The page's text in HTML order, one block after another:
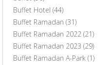
Buffet Hotel (44)
Buffet Ramadan (31)
Buffet Ramadan 2022 (21)
Buffet Ramadan 2023 (29)
Buffet Ramadan A-Park (1)